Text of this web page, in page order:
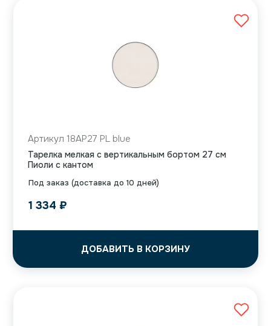
Под заказ (доставка до 10 дней)
Артикул 18AP27 PL blue
Тарелка мелкая с вертикальным бортом 27 см
Пиоли с кантом
1 334 ₽
ДОБАВИТЬ В КОРЗИНУ